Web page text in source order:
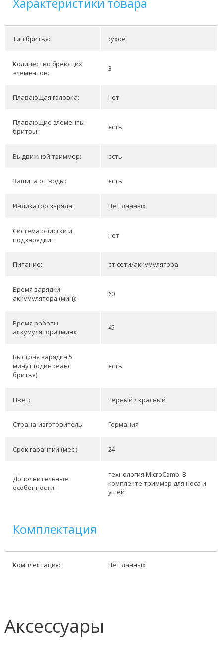
Тип бритья: сухое
Количество бреющих
элементов:
3
Плавающая головка: нет
Плавающие элементы
бритвы:
есть
Выдвижной триммер: есть
Защита от воды: есть
Индикатор заряда: Нет данных
Система очистки и
подзарядки:
нет
Питание: от сети/аккумулятора
Время зарядки
аккумулятора (мин):
60
Время работы
аккумулятора (мин):
45
Быстрая зарядка 5
минут (один сеанс
бритья):
есть
Цвет: черный / красный
Страна-изготовитель: Германия
Срок гарантии (мес.): 24
Дополнительные
особенности :
технология MicroComb. В
комплекте триммер для носа и
ушей
Комплектация
Комплектация: Нет данных
Аксессуары